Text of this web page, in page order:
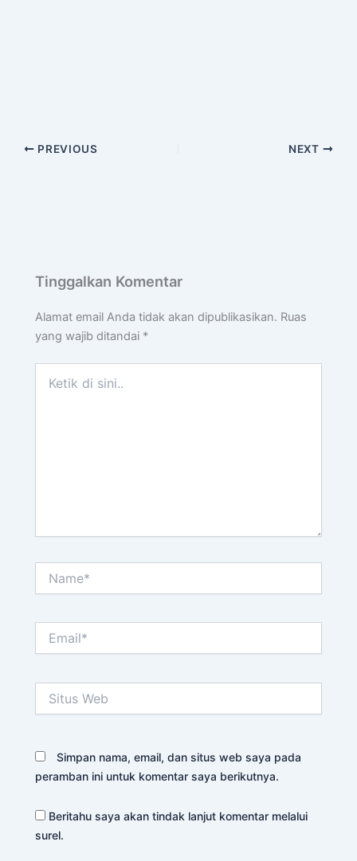
PREVIOUS NEXT
Tinggalkan Komentar
Alamat email Anda tidak akan dipublikasikan. Ruas
yang wajib ditandai *
Web
Simpan nama, email, dan situs web saya pada
peramban ini untuk komentar saya berikutnya.
Beritahu saya akan tindak lanjut komentar melalui
surel.